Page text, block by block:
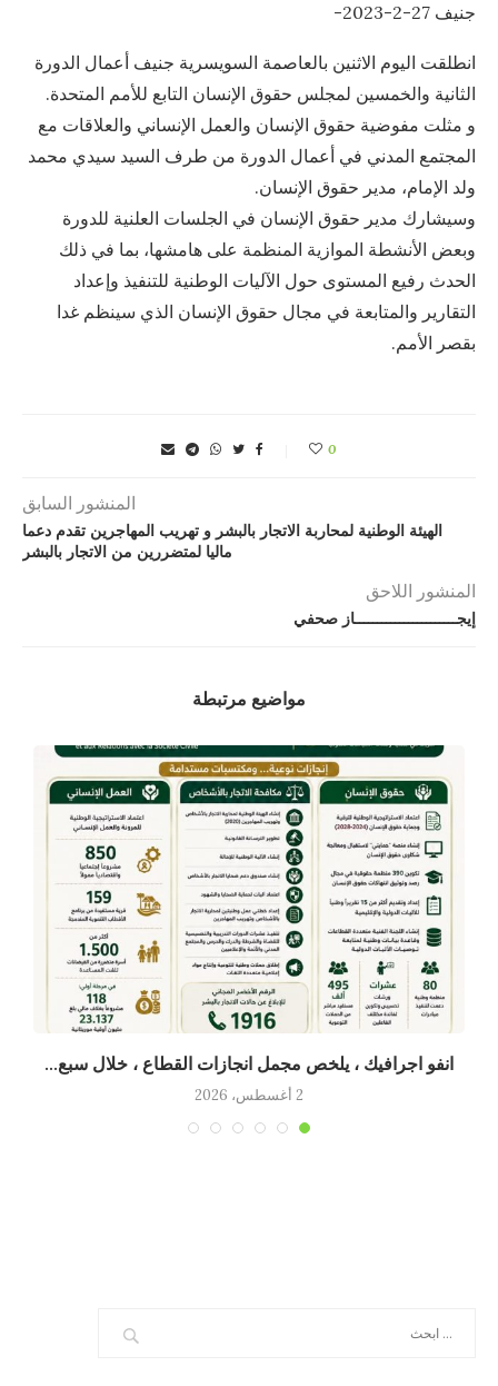
جنيف 27-2-2023-
انطلقت اليوم الاثنين بالعاصمة السويسرية جنيف أعمال الدورة
الثانية والخمسين لمجلس حقوق الإنسان التابع للأمم المتحدة.
و مثلت مفوضية حقوق الإنسان والعمل الإنساني والعلاقات مع
المجتمع المدني في أعمال الدورة من طرف السيد سيدي محمد
ولد الإمام، مدير حقوق الإنسان.
وسيشارك مدير حقوق الإنسان في الجلسات العلنية للدورة
وبعض الأنشطة الموازية المنظمة على هامشها، بما في ذلك
الحدث رفيع المستوى حول الآليات الوطنية للتنفيذ وإعداد
التقارير والمتابعة في مجال حقوق الإنسان الذي سينظم غدا
بقصر الأمم.
0
المنشور السابق
الهيئة الوطنية لمحاربة الاتجار بالبشر و تهريب المهاجرين تقدم دعما
ماليا لمتضررين من الاتجار بالبشر
المنشور اللاحق
إيجـــــــــــــــــــــــاز صحفي
مواضيع مرتبطة
انفو اجرافيك ، يلخص مجمل انجازات القطاع ، خلال سبع...
2 أغسطس، 2026